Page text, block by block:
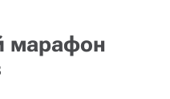
марафон